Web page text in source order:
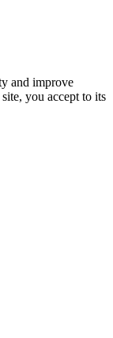
and improve
you accept to its